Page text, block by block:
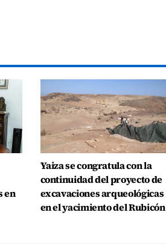
en
Yaiza se congratula con la
continuidad del proyecto de
excavaciones arqueológicas
en el yacimiento del Rubicón